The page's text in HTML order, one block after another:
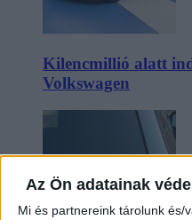
Az Ön adatainak
Mi és partnereink tárolunk és/
Kilencmillió alatt
Volkswagen